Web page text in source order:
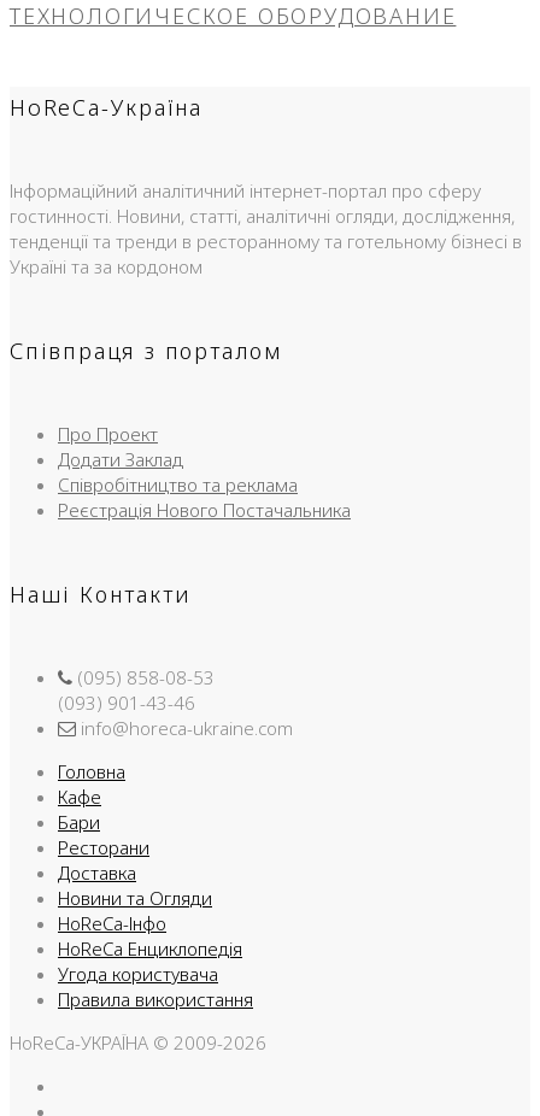
ТЕХНОЛОГИЧЕСКОЕ ОБОРУДОВАНИЕ
HoReCa-Україна
Інформаційний аналітичний інтернет-портал про сферу
гостинності. Новини, статті, аналітичні огляди, дослідження,
тенденції та тренди в ресторанному та готельному бізнесі в
Україні та за кордоном
Співпраця з порталом
Про Проект
Додати Заклад
Співробітництво та реклама
Реєстрація Нового Постачальника
Наші Контакти
(095) 858-08-53
(093) 901-43-46
info@horeca-ukraine.com
Головна
Кафе
Бари
Ресторани
Доставка
Новини та Огляди
HoReCa-Інфо
HoReCa Енциклопедія
Угода користувача
Правила використання
HoReCa-УКРАЇНА © 2009-2026